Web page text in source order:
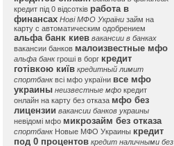
кредит під 0 відсотків работа в
финансах Нові МФО України займ на
карту с автоматическим одобрением
альфа банк киев вакансии в банках
вакансии банков малоизвестные мфо
альфа банк гроші в борг кредит
готівкою київ кредитный лимит
спортбанк всі мфо україни все мфо
украины неизвестные мфо кредит
онлайн на карту без отказа мфо без
лицензии вакансии банков украины
невідомі мфо микрозайм без отказа
спортбанк Новые МФО Украины кредит
под 0 процентов кредит наличными без